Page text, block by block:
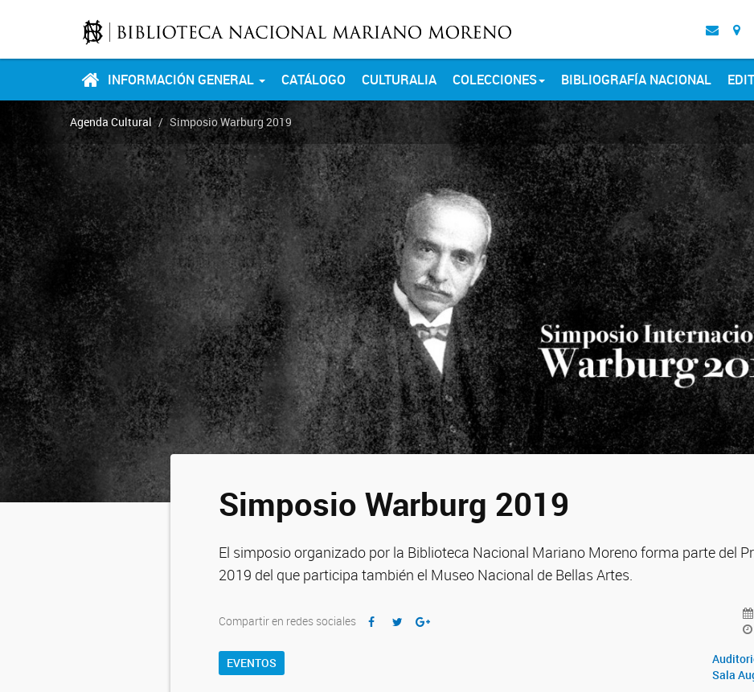
INFORMACIÓN GENERAL CATÁLOGO CULTURALIA COLECCIONES BIBLIOGRAFÍA NACIONAL
Agenda Cultural Simposio Warburg 2019
Simposio Warburg 2019
El simposio organizado por la Biblioteca Nacional Mariano Moreno forma parte del
2019 del que participa también el Museo Nacional de Bellas Artes.
Compartir en redes sociales
EVENTOS
Sala